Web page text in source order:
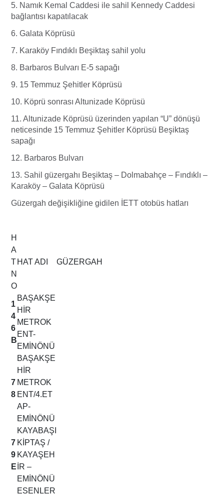
5. Namık Kemal Caddesi ile sahil Kennedy Caddesi
bağlantısı kapatılacak
6. Galata Köprüsü
7. Karaköy Fındıklı Beşiktaş sahil yolu
8. Barbaros Bulvarı E-5 sapağı
9. 15 Temmuz Şehitler Köprüsü
10. Köprü sonrası Altunizade Köprüsü
11. Altunizade Köprüsü üzerinden yapılan “U” dönüşü
neticesinde 15 Temmuz Şehitler Köprüsü Beşiktaş
sapağı
12. Barbaros Bulvarı
13. Sahil güzergahı Beşiktaş – Dolmabahçe – Fındıklı –
Karaköy – Galata Köprüsü
Güzergah değişikliğine gidilen İETT otobüs hatları
H
A
T
N
O
HAT ADI GÜZERGAH
1
4
6
B
BAŞAKŞE
HİR
METROK
ENT-
EMİNÖNÜ
7
8
BAŞAKŞE
HİR
METROK
ENT/4.ET
AP-
EMİNÖNÜ
7
9
E
KAYABAŞI
KİPTAŞ /
KAYAŞEH
İR –
EMİNÖNÜ
ESENLER